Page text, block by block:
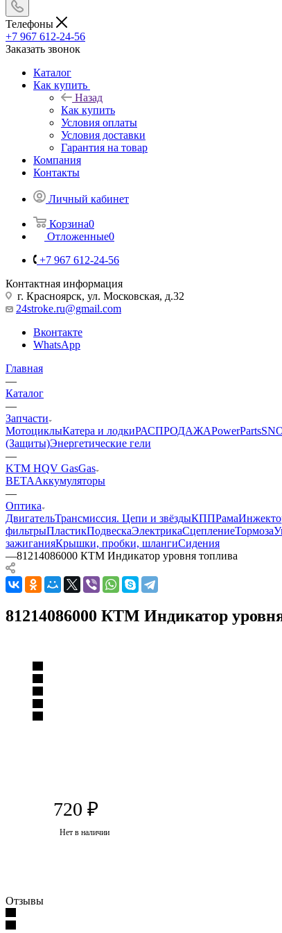
Телефоны
+7 967 612-24-56
Заказать звонок
Каталог
Как купить
Назад
Как купить
Условия оплаты
Условия доставки
Гарантия на товар
Компания
Контакты
Личный кабинет
Корзина0
Отложенные0
+7 967 612-24-56
Контактная информация
г. Красноярск, ул. Московская, д.32
24stroke.ru@gmail.com
Вконтакте
WhatsApp
Главная
—
Каталог
—
Запчасти
МотоциклыКатера и лодкиРАСПРОДАЖАPowerParts
(Защиты)Энергетические гели
—
KTM HQV GasGas
BETAАккумуляторы
—
Оптика
ДвигательТрансмиссия. Цепи и звёздыКППРама
фильтрыПластикПодвескаЭлектрикаСцеплениеТормоза
зажиганияКрышки, пробки, шлангиСидения
—81214086000 КТМ Индикатор уровня топлива
81214086000 КТМ Индикатор
720 ₽
Нет в наличии
Отзывы